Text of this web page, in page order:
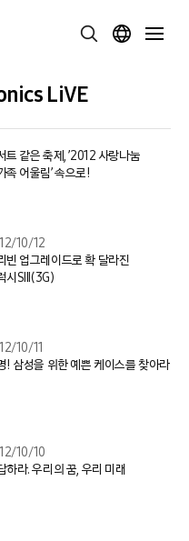
LiVE
트 같은 축제, ’2012 사랑나눔
족 어울림’ 속으로!
10/12
빈 업그레이드로 확 달라진
시SIII(3G)
10/11
! 삼성을 위한 예쁜 케이스를 찾아라
10/10
하라. 우리의 꿈, 우리 미래